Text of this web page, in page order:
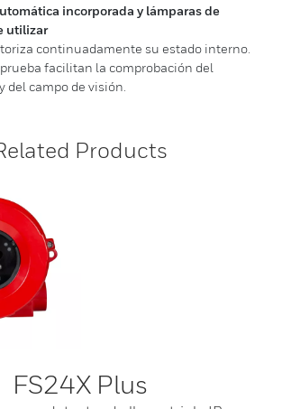
incorporada y lámparas de
utilizar
continuadamente su estado interno.
facilitan la comprobación del
campo de visión.
Products
FS24X Plus